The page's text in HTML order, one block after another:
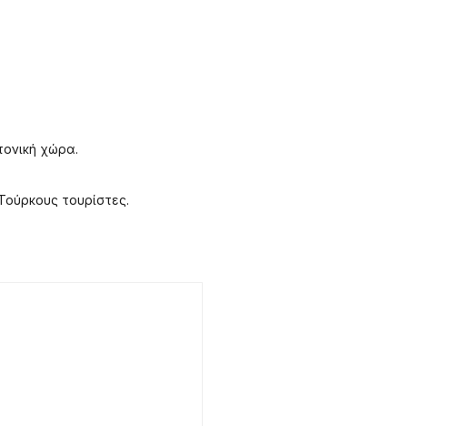
χώρα.
τουρίστες.